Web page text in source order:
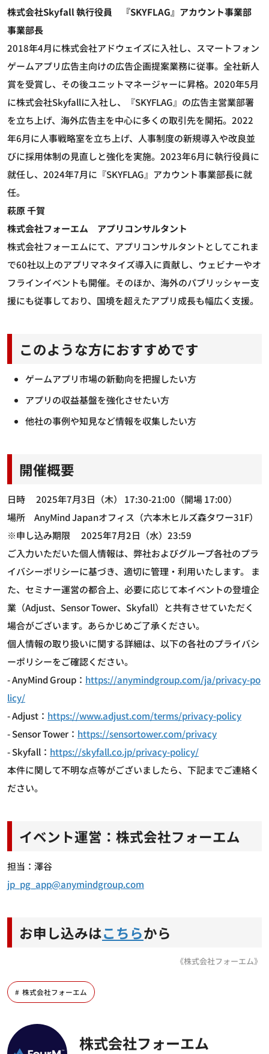
株式会社Skyfall 執行役員 『SKYFLAG』アカウント事業部
事業部長
2018年4月に株式会社アドウェイズに入社し、スマートフォン
ゲームアプリ広告主向けの広告企画提案業務に従事。全社新人
賞を受賞し、その後ユニットマネージャーに昇格。2020年5月
に株式会社Skyfallに入社し、『SKYFLAG』の広告主営業部署
を立ち上げ、海外広告主を中心に多くの取引先を開拓。2022
年6月に人事戦略室を立ち上げ、人事制度の新規導入や改良並
びに採用体制の見直しと強化を実施。2023年6月に執行役員に
就任し、2024年7月に『SKYFLAG』アカウント事業部長に就
任。
萩原 千賀
株式会社フォーエム アプリコンサルタント
株式会社フォーエムにて、アプリコンサルタントとしてこれま
で60社以上のアプリマネタイズ導入に貢献し、ウェビナーやオ
フラインイベントも開催。そのほか、海外のパブリッシャー支
援にも従事しており、国境を超えたアプリ成長も幅広く支援。
このような方におすすめです
ゲームアプリ市場の新動向を把握したい方
アプリの収益基盤を強化させたい方
他社の事例や知見など情報を収集したい方
開催概要
日時 2025年7月3日（木） 17:30-21:00（開場 17:00）
場所 AnyMind Japanオフィス（六本木ヒルズ森タワー31F）
※申し込み期限 2025年7月2日（水）23:59
ご入力いただいた個人情報は、弊社およびグループ各社のプラ
イバシーポリシーに基づき、適切に管理・利用いたします。 ま
た、セミナー運営の都合上、必要に応じて本イベントの登壇企
業（Adjust、Sensor Tower、Skyfall）と共有させていただく
場合がございます。あらかじめご了承ください。
個人情報の取り扱いに関する詳細は、以下の各社のプライバシ
ーポリシーをご確認ください。
- AnyMind Group： https://anymindgroup.com/ja/privacy-po
licy/
- Adjust： https://www.adjust.com/terms/privacy-policy
- Sensor Tower： https://sensortower.com/privacy
- Skyfall： https://skyfall.co.jp/privacy-policy/
本件に関して不明な点等がございましたら、下記までご連絡く
ださい。
イベント運営：株式会社フォーエム
担当：澤谷
jp_pg_app@anymindgroup.com
お申し込みはこちらから
《株式会社フォーエム》
株式会社フォーエム
株式会社フォーエム